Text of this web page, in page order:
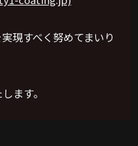
現すべく努めてまいり
ます。